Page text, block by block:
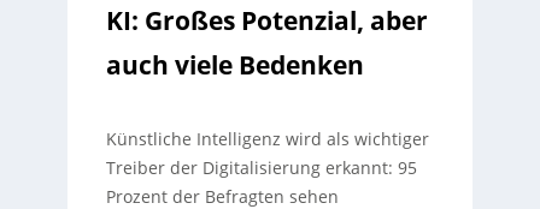
KI: Großes Potenzial, aber
auch viele Bedenken
Künstliche Intelligenz wird als wichtiger
Treiber der Digitalisierung erkannt: 95
Prozent der Befragten sehen